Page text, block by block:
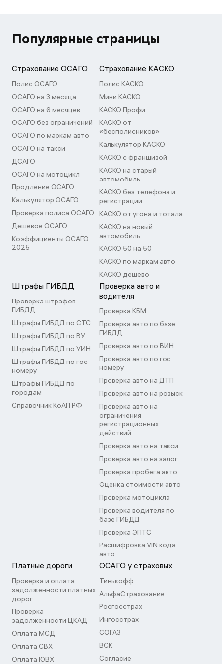
Популярные страницы
Страхование ОСАГО
Полис ОСАГО
ОСАГО на 3 месяца
ОСАГО на 6 месяцев
ОСАГО без ограничений
ОСАГО по маркам авто
ОСАГО на такси
ДСАГО
ОСАГО на мотоцикл
Продление ОСАГО
Калькулятор ОСАГО
Проверка полиса ОСАГО
Дешевое ОСАГО
Коэффициенты ОСАГО
2025
Страхование КАСКО
Полис КАСКО
Мини КАСКО
КАСКО Профи
КАСКО от
«бесполисников»
Калькулятор КАСКО
КАСКО с франшизой
КАСКО на старый
автомобиль
КАСКО без телефона и
регистрации
КАСКО от угона и тотала
КАСКО на новый
автомобиль
КАСКО 50 на 50
КАСКО по маркам авто
КАСКО дешево
Штрафы ГИБДД
Проверка штрафов
ГИБДД
Штрафы ГИБДД по СТС
Штрафы ГИБДД по ВУ
Штрафы ГИБДД по УИН
Штрафы ГИБДД по гос
номеру
Штрафы ГИБДД по
городам
Справочник КоАП РФ
Проверка авто и
водителя
Проверка КБМ
Проверка авто по базе
ГИБДД
Проверка авто по ВИН
Проверка авто по гос
номеру
Проверка авто на ДТП
Проверка авто на розыск
Проверка авто на
ограничения
регистрационных
действий
Проверка авто на такси
Проверка авто на залог
Проверка пробега авто
Оценка стоимости авто
Проверка мотоцикла
Проверка водителя по
базе ГИБДД
Проверка ЭПТС
Расшифровка VIN кода
авто
Платные дороги
Проверка и оплата
задолженности платных
дорог
Проверка
задолженности ЦКАД
Оплата МСД
Оплата СВХ
Оплата ЮВХ
ОСАГО у страховых
Тинькофф
АльфаСтрахование
Росгосстрах
Ингосстрах
СОГАЗ
ВСК
Согласие